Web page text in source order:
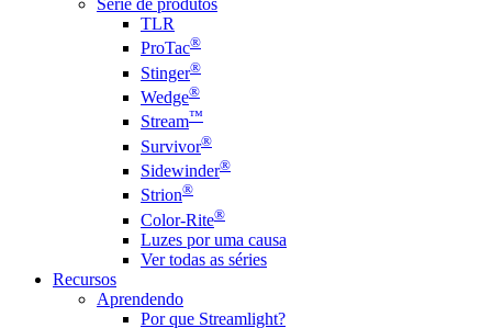
Série de produtos
TLR
ProTac®
Stinger®
Wedge®
Stream™
Survivor®
Sidewinder®
Strion®
Color-Rite®
Luzes por uma causa
Ver todas as séries
Recursos
Aprendendo
Por que Streamlight?